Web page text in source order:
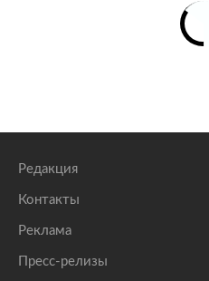
Редакция
Контакты
Реклама
Пресс-релизы